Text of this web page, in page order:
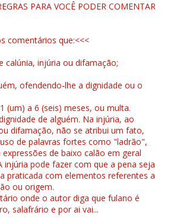
PARA VOCÊ PODER COMENTAR
comentários que:<<<
calúnia, injúria ou difamação;
ofendendo-lhe a dignidade ou o
(um) a 6 (seis) meses, ou multa.
de alguém. Na injúria, ao
difamação, não se atribui um fato,
de palavras fortes como "ladrão",
de baixo calão em geral
injúria pode fazer com que a pena seja
praticada com elementos referentes a
ou origem.
onde o autor diga que fulano é
salafrário e por ai vai...